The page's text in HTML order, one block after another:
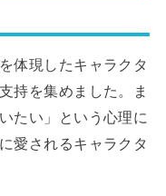
体現したキャラクタ
持を集めました。ま
たい」という心理に
愛されるキャラクタ